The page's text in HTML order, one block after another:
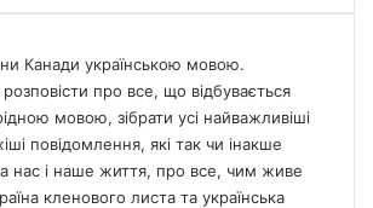
Канади українською мовою.
про все, що відбувається
мовою, зібрати усі найважливіші
повідомлення, які так чи інакше
нас і наше життя, про все, чим живе
кленового листа та українська